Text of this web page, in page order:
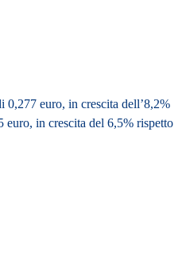
0,277 euro, in crescita dell’8,2%
euro, in crescita del 6,5% rispetto